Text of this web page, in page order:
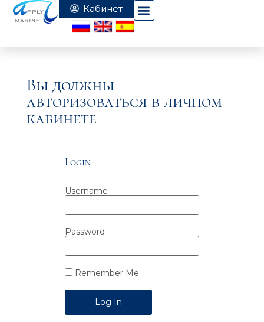
Вы должны
авторизоваться в личном
кабинете
Login
Username
Password
Remember Me